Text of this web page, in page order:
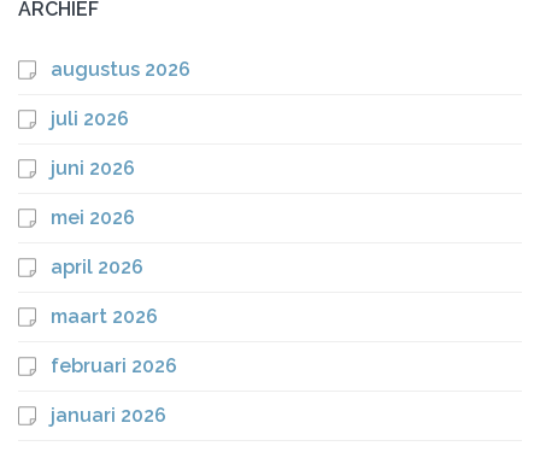
ARCHIEF
augustus 2026
juli 2026
juni 2026
mei 2026
april 2026
maart 2026
februari 2026
januari 2026